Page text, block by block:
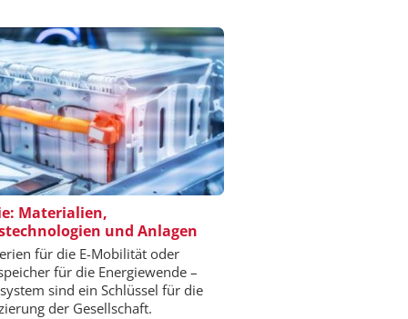
Materialien,
und Anlagen
für die E-Mobilität oder
für die Energiewende –
sind ein Schlüssel für die
der Gesellschaft.